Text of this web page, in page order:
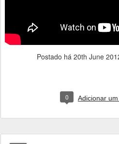
Postado há 20th June
0 Adicionar